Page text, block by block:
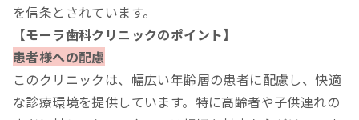
を信条とされています。
【モーラ歯科クリニックのポイント】
患者様への配慮
このクリニックは、幅広い年齢層の患者に配慮し、快適
な診療環境を提供しています。特に高齢者や子供連れの